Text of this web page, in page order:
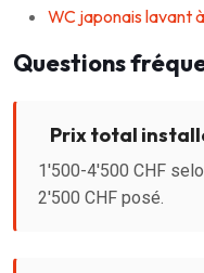
WC japonais lavant
Questions
Prix total
1'500-4'500 CHF
2'500 CHF posé.